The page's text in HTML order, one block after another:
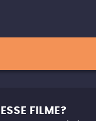
FILME?